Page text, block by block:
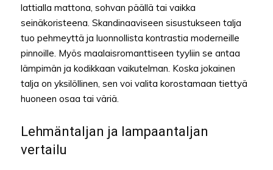
lattialla mattona, sohvan päällä tai vaikka
seinäkoristeena. Skandinaaviseen sisustukseen talja
tuo pehmeyttä ja luonnollista kontrastia moderneille
pinnoille. Myös maalaisromanttiseen tyyliin se antaa
lämpimän ja kodikkaan vaikutelman. Koska jokainen
talja on yksilöllinen, sen voi valita korostamaan tiettyä
huoneen osaa tai väriä.
Lehmäntaljan ja lampaantaljan
vertailu